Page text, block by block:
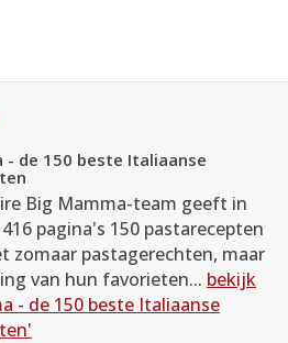
- de 150 beste Italiaanse
Big Mamma-team geeft in
pagina's 150 pastarecepten
zomaar pastagerechten, maar
van hun favorieten... bekijk
- de 150 beste Italiaanse